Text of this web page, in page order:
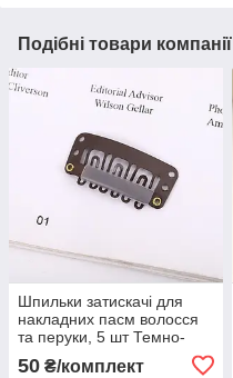
Подібні товари компанії
Шпильки затискачі для
накладних пасм волосся
та перуки, 5 шт Темно-
50 ₴/комплект